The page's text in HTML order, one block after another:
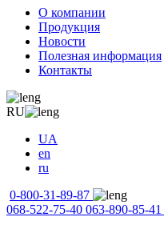
О компании
Продукция
Новости
Полезная информация
Контакты
RU
UA
en
ru
0-800-31-89-87
068-522-75-40 063-890-85-41